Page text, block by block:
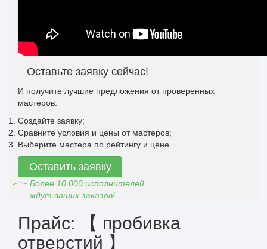
Оставьте заявку сейчас!
И получите лучшие предложения от проверенных
мастеров.
Создайте заявку;
Сравните условия и цены от мастеров;
Выберите мастера по рейтингу и цене.
Оставить заявку
Более 10 000 исполнителей
ждут ваших заказов!
Прайс: 【 пробивка
отверстий 】